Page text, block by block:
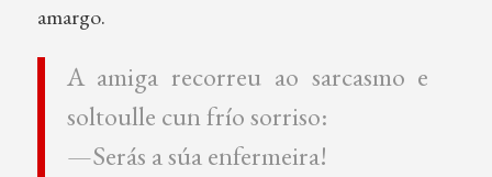
amargo.
A amiga recorreu ao sarcasmo e
soltoulle cun frío sorriso:
—Serás a súa enfermeira!